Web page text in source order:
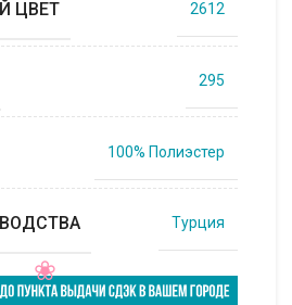
ЦВЕТ 2612
295
100% Полиэстер
Турция